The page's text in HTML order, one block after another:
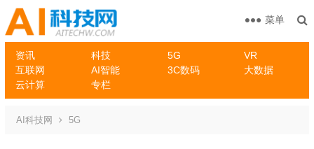
资讯 科技 5G
VR
互联网
AI智能 3C数码
大数据
云计算
专栏
菜单
AI科技网 5G